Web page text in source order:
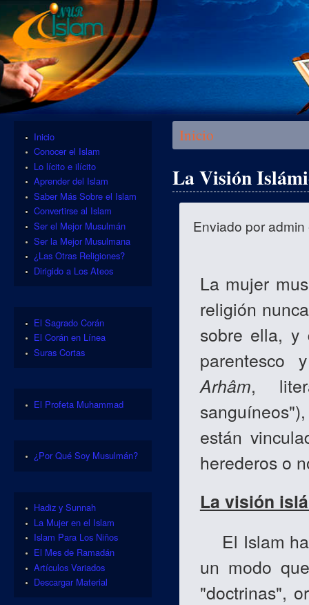
Se encuentra usted aquí
Inicio
La Visión
Enviado poradmin
La mujer
religión
sobre ella, y
parentesco
Arhâm,
están
herederos o
La visión
El Islam ha
un modo
"doctrinas",
Inicio
Conocer el Islam
Lo lícito e ilícito
Aprender del Islam
Saber Más Sobre el Islam
Convertirse al Islam
Ser el Mejor Musulmán
Ser la Mejor Musulmana
¿Las Otras Religiones?
Dirigido a Los Ateos
El Sagrado Corán
El Corán en Línea
Suras Cortas
El Profeta Muhammad
¿Por Qué Soy Musulmán?
Hadiz y Sunnah
La Mujer en el Islam
Islam Para Los Niños
El Mes de Ramadán
Artículos Variados
Descargar Material